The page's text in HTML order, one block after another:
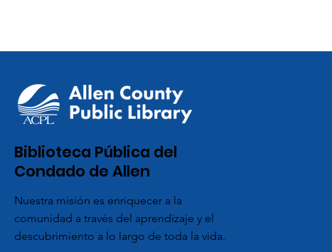
Biblioteca Pública del
Condado de Allen
Nuestra misión es enriquecer a la
comunidad a través del aprendizaje y el
descubrimiento a lo largo de toda la vida.